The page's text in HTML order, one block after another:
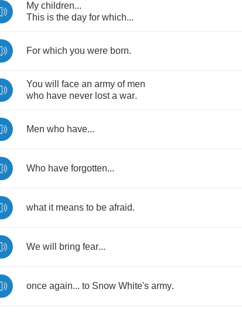
My children...
This is the day for which...
For which you were born.
You will face an army of men
who have never lost a war.
Men who have...
Who have forgotten...
what it means to be afraid.
We will bring fear...
once again... to Snow White's army.